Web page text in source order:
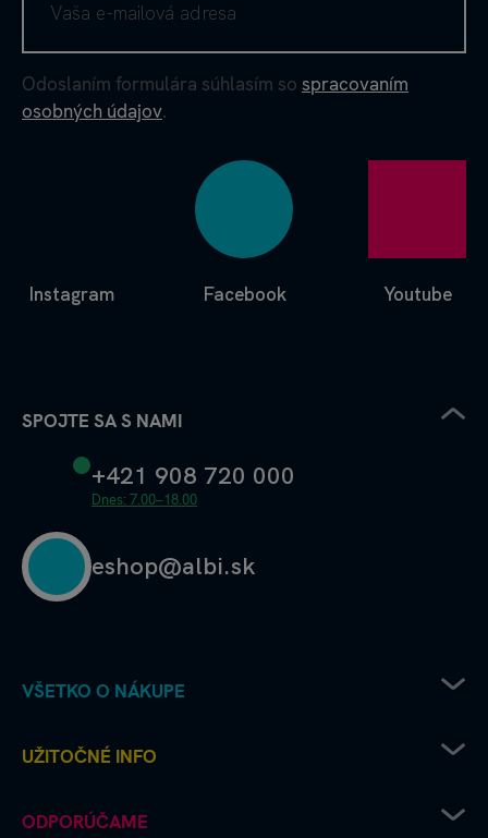
Odoslaním formulára súhlasím so spracovaním
osobných údajov.
Facebook
Instagram Youtube
SPOJTE SA S NAMI
+421 908 720 000
Dnes: 7.00–18.00
eshop@albi.sk
VŠETKO O NÁKUPE
Recenzie a hodnotenia - ako to chodí u nás
Ako vrátim či reklamujem tovar
UŽITOČNÉ INFO
Deň šťastného štvorlístka
ODPORÚČAME